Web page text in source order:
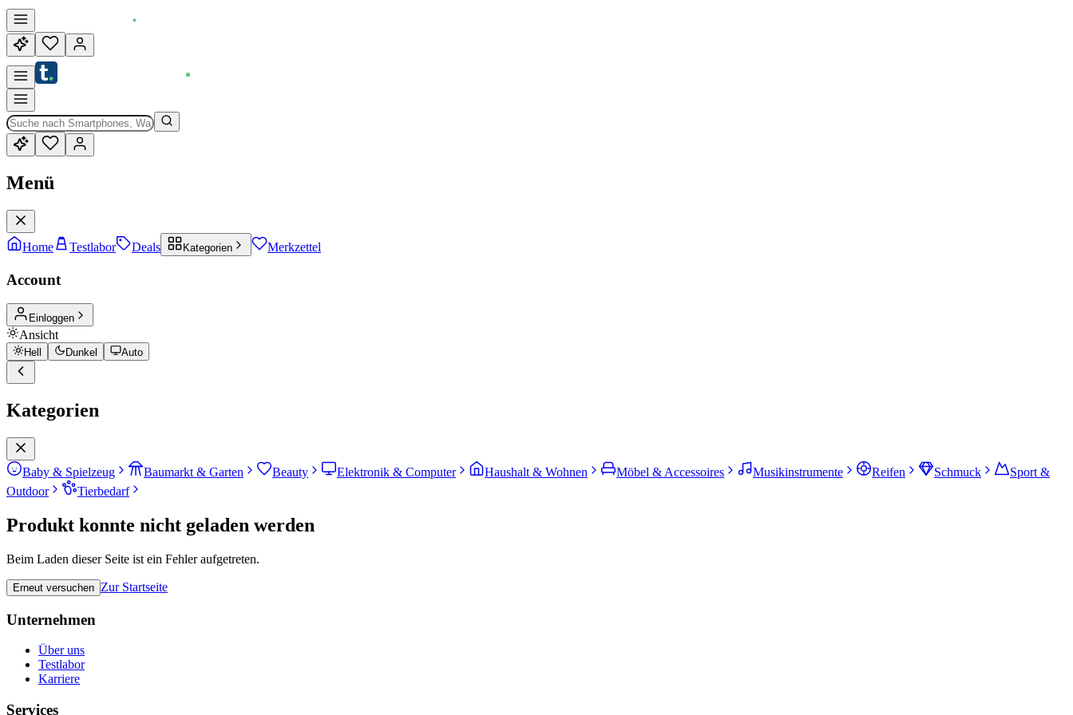
Menü
Home Testlabor Deals Kategorien Merkzettel
Account
Einloggen
Ansicht
Hell Dunkel Auto
Kategorien
Baby & Spielzeug Baumarkt & Garten Beauty Elektronik & Computer Haushalt & Wohnen Möbel & Accessoires Musikinstrumente Reifen Schmuck
Sport &
Outdoor
Tierbedarf
Produkt konnte nicht geladen werden
Beim Laden dieser Seite ist ein Fehler aufgetreten.
Erneut versuchen Zur Startseite
Unternehmen
Über uns
Testlabor
Karriere
Services